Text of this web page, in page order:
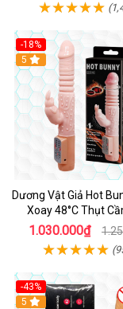
-18%
Hot
5
Dương Vật Giả Hot
Xoay 48°C Thụt
1.030.000₫
-43%
5